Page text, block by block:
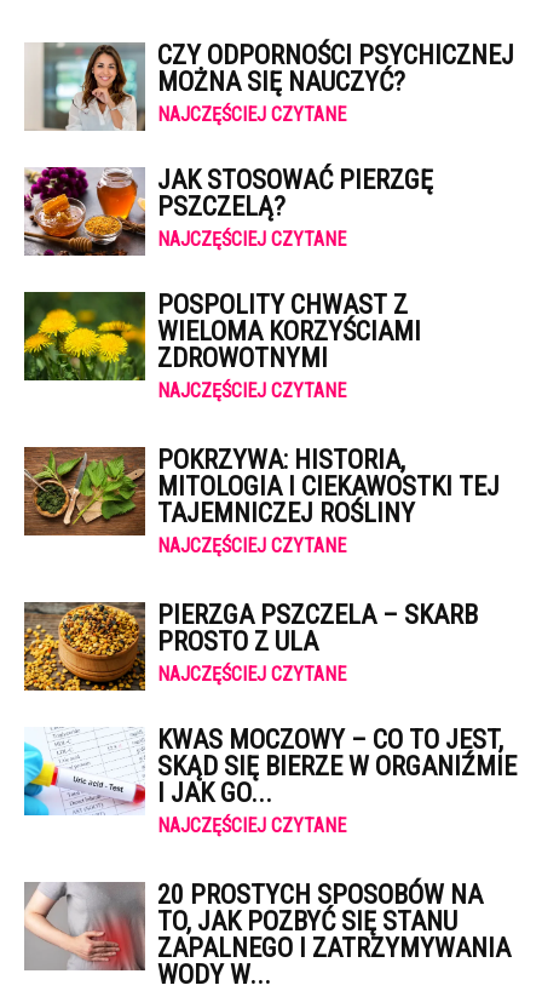
CZY ODPORNOŚCI PSYCHICZNEJ
MOŻNA SIĘ NAUCZYĆ?
NAJCZĘŚCIEJ CZYTANE
JAK STOSOWAĆ PIERZGĘ
PSZCZELĄ?
NAJCZĘŚCIEJ CZYTANE
POSPOLITY CHWAST Z
WIELOMA KORZYŚCIAMI
ZDROWOTNYMI
NAJCZĘŚCIEJ CZYTANE
POKRZYWA: HISTORIA,
MITOLOGIA I CIEKAWOSTKI TEJ
TAJEMNICZEJ ROŚLINY
NAJCZĘŚCIEJ CZYTANE
PIERZGA PSZCZELA – SKARB
PROSTO Z ULA
NAJCZĘŚCIEJ CZYTANE
KWAS MOCZOWY – CO TO JEST,
SKĄD SIĘ BIERZE W ORGANIŹMIE
I JAK GO...
NAJCZĘŚCIEJ CZYTANE
20 PROSTYCH SPOSOBÓW NA
TO, JAK POZBYĆ SIĘ STANU
ZAPALNEGO I ZATRZYMYWANIA
WODY W...